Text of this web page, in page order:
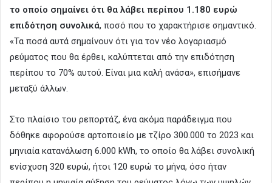
το οποίο σημαίνει ότι θα λάβει περίπου 1.180 ευρώ
επιδότηση συνολικά, ποσό που το χαρακτήρισε σημαντικό.
«Τα ποσά αυτά σημαίνουν ότι για τον νέο λογαριασμό
ρεύματος που θα έρθει, καλύπτεται από την επιδότηση
περίπου το 70% αυτού. Είναι μια καλή ανάσα», επισήμανε
μεταξύ άλλων.
Στο πλαίσιο του ρεπορτάζ, ένα ακόμα παράδειγμα που
δόθηκε αφορούσε αρτοποιείο με τζίρο 300.000 το 2023 και
μηνιαία κατανάλωση 6.000 kWh, το οποίο θα λάβει συνολική
ενίσχυση 320 ευρώ, ήτοι 120 ευρώ το μήνα, όσο ήταν